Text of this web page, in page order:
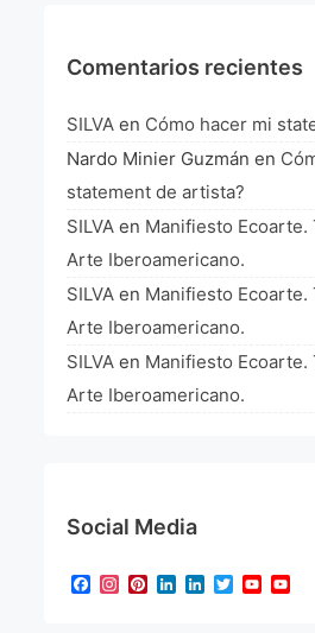
Comentarios recientes
SILVA en Cómo hacer mi
Nardo Minier Guzmán en
statement de artista?
SILVA en Manifiesto Ecoarte.
Arte Iberoamericano.
SILVA en Manifiesto Ecoarte.
Arte Iberoamericano.
SILVA en Manifiesto Ecoarte.
Arte Iberoamericano.
Social Media
Facebook
Instagram
Pinterest
LinkedIn
LinkedIn
Twitter